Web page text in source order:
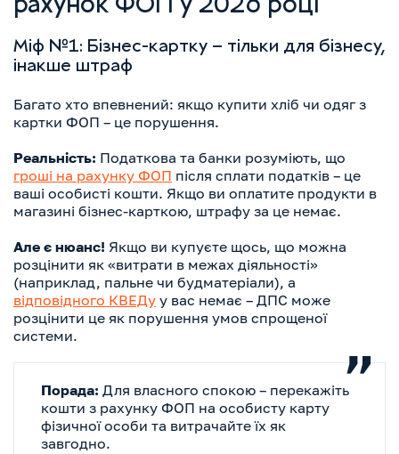
рахунок ФОП у 2026 році
Міф №1: Бізнес-картку – тільки для бізнесу,
інакше штраф
Багато хто впевнений: якщо купити хліб чи одяг з
картки ФОП – це порушення.
Реальність: Податкова та банки розуміють, що
гроші на рахунку ФОП після сплати податків – це
ваші особисті кошти. Якщо ви оплатите продукти в
магазині бізнес-карткою, штрафу за це немає.
Але є нюанс! Якщо ви купуєте щось, що можна
розцінити як «витрати в межах діяльності»
(наприклад, пальне чи будматеріали), а
відповідного КВЕДу у вас немає – ДПС може
розцінити це як порушення умов спрощеної
системи.
Порада: Для власного спокою – перекажіть
кошти з рахунку ФОП на особисту карту
фізичної особи та витрачайте їх як
завгодно.